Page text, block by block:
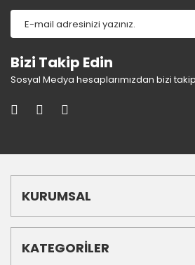
Bizi Takip Edin
Sosyal Medya hesaplarımızdan bizi
KURUMSAL
KATEGORİLER